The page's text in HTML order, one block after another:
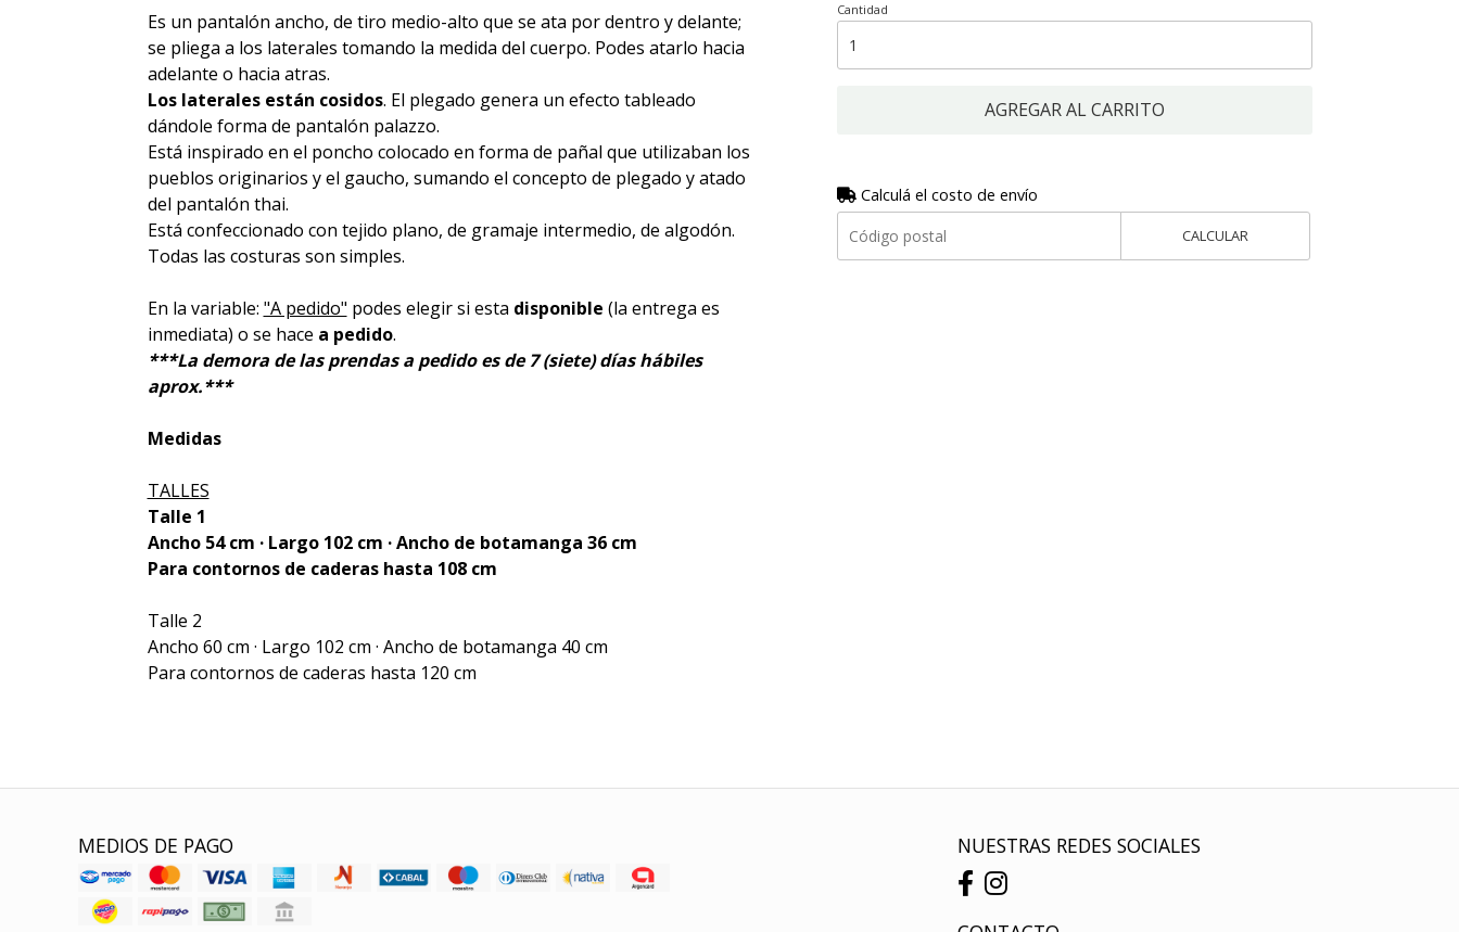
Es un pantalón ancho, de tiro medio-alto que se ata por dentro y delante;
se pliega a los laterales tomando la medida del cuerpo. Podes atarlo hacia
adelante o hacia atras.
Los laterales están cosidos. El plegado genera un efecto tableado
dándole forma de pantalón palazzo.
Está inspirado en el poncho colocado en forma de pañal que utilizaban los
pueblos originarios y el gaucho, sumando el concepto de plegado y atado
del pantalón thai.
Está confeccionado con tejido plano, de gramaje intermedio, de algodón.
Todas las costuras son simples.
En la variable: "A pedido" podes elegir si esta disponible (la entrega es
inmediata) o se hace a pedido.
***La demora de las prendas a pedido es de 7 (siete) días hábiles
aprox.***
Medidas
TALLES
Talle 1
Ancho 54 cm · Largo 102 cm · Ancho de botamanga 36 cm
Para contornos de caderas hasta 108 cm
Talle 2
Ancho 60 cm · Largo 102 cm · Ancho de botamanga 40 cm
Para contornos de caderas hasta 120 cm
Cantidad
AGREGAR AL CARRITO
Calculá el costo de envío
CALCULAR
MEDIOS DE PAGO NUESTRAS REDES SOCIALES